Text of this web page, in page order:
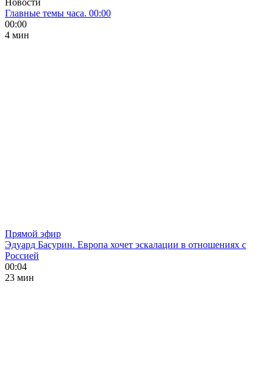
Новости
Главные темы часа. 00:00
00:00
4 мин
Прямой эфир
Эдуард Басурин. Европа хочет эскалации в отношениях с
Россией
00:04
23 мин